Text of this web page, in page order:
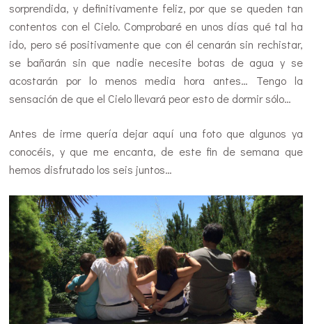
sorprendida, y definitivamente feliz, por que se queden tan
contentos con el Cielo. Comprobaré en unos días qué tal ha
ido, pero sé positivamente que con él cenarán sin rechistar,
se bañarán sin que nadie necesite botas de agua y se
acostarán por lo menos media hora antes… Tengo la
sensación de que el Cielo llevará peor esto de dormir sólo…
Antes de irme quería dejar aquí una foto que algunos ya
conocéis, y que me encanta, de este fin de semana que
hemos disfrutado los seis juntos…